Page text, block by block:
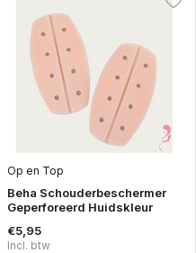
Op en Top
Beha Schouderbeschermer
Geperforeerd Huidskleur
€5,95
Incl. btw